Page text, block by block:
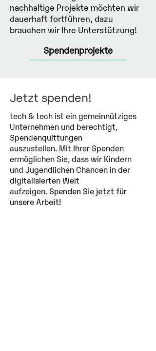
nachhaltige Projekte möchten wir
dauerhaft fortführen, dazu
brauchen wir Ihre Unterstützung!
Spendenprojekte
Jetzt spenden!​
tech & tech ist ein gemeinnütziges
Unternehmen und berechtigt,
Spendenquittungen
auszustellen. Mit Ihrer Spenden
ermöglichen Sie, dass wir Kindern
und Jugendlichen Chancen in der
digitalisierten Welt
aufzeigen.Spenden Sie jetzt für
unsere Arbeit!